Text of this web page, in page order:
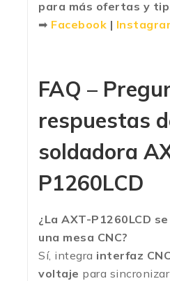
para más ofertas y
➡ Facebook |
FAQ –
respuestas
soldadora
P1260LCD
¿La AXT-P1260LCD
una mesa CNC?
Sí, integra interfaz CNC
voltaje para